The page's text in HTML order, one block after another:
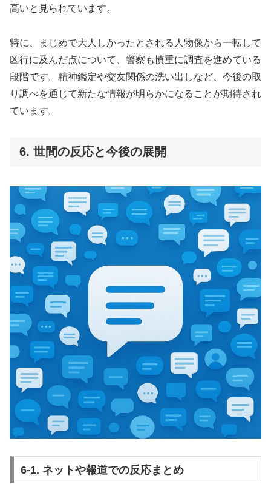
高いと見られています。
特に、まじめで大人しかったとされる人物像から一転して
凶行に及んだ点について、警察も慎重に調査を進めている
段階です。精神鑑定や交友関係の洗い出しなど、今後の取
り調べを通じて新たな情報が明らかになることが期待され
ています。
6. 世間の反応と今後の展開
6-1. ネットや報道での反応まとめ